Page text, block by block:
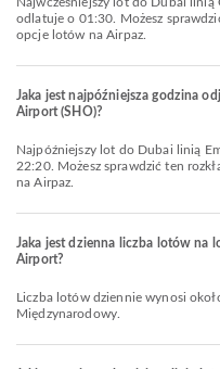
odlatuje o 01:30. Możesz
opcje lotów na Airpaz.
Jaka jest najpóźniejsza godzina
Airport (SHO)?
Najpóźniejszy lot do Dubai linią Emirates o kodzie lotu EK766 odlatuje o
22:20. Możesz sprawdzić ten
na Airpaz.
Jaka jest dzienna liczba lotów na
Airport?
Liczba lotów dziennie wynosi około 0. To lotnisko obsługuje loty Krajowe &
Międzynarodowy.